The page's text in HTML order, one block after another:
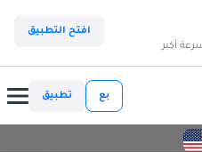
أكبر
افتح التطبيق
بع تطبيق